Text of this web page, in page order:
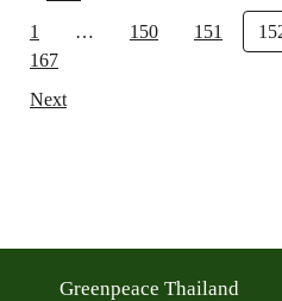
1
… 150 151
167
Next
Greenpeace Thailand